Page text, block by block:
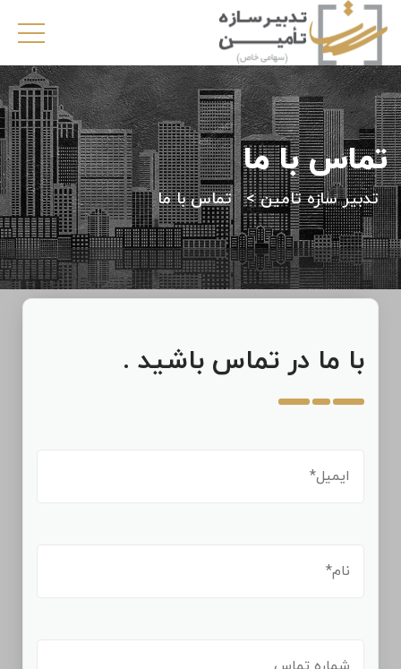
تماس با ما
تدبیر سازه تامین> تماس با ما
با ما در تماس باشید .